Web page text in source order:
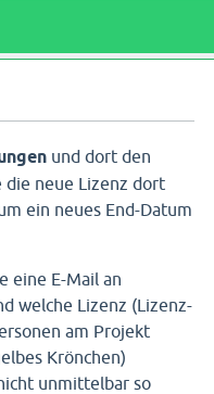
und dort den
neue Lizenz dort
ein neues End-Datum
eine E-Mail an
welche Lizenz (Lizenz-
am Projekt
Krönchen)
unmittelbar so